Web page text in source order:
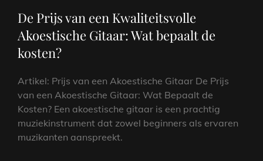
De Prijs van een Kwaliteitsvolle
Akoestische Gitaar: Wat bepaalt de
kosten?
Artikel: Prijs van een Akoestische Gitaar De Prijs
van een Akoestische Gitaar: Wat Bepaalt de
Kosten? Een akoestische gitaar is een prachtig
muziekinstrument dat zowel beginners als ervaren
muzikanten aanspreekt.